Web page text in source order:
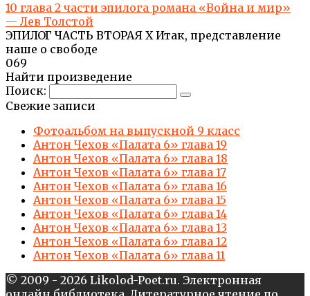
10 глава 2 части эпилога романа «Война и мир»
— Лев Толстой
ЭПИЛОГ ЧАСТЬ ВТОРАЯ X Итак, представление
наше о свободе
069
Найти произведение
Поиск:
Свежие записи
Фотоальбом на выпускной 9 класс
Антон Чехов «Палата 6» глава 19
Антон Чехов «Палата 6» глава 18
Антон Чехов «Палата 6» глава 17
Антон Чехов «Палата 6» глава 16
Антон Чехов «Палата 6» глава 15
Антон Чехов «Палата 6» глава 14
Антон Чехов «Палата 6» глава 13
Антон Чехов «Палата 6» глава 12
Антон Чехов «Палата 6» глава 11
© 2009 - 2026 Likolod-Poet.ru. Электронная